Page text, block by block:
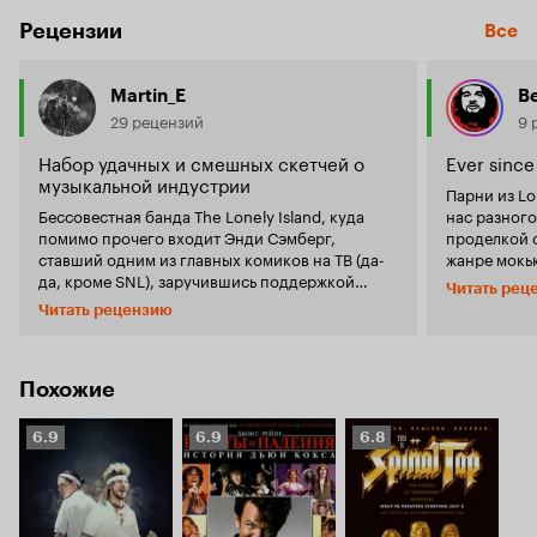
Рецензии Все
Martin_E
29 рецензий
Набор удачных и смешных скетчей о
музыкальной индустрии
Бессовестная банда The Lonely Island, куда
помимо прочего входит Энди Сэмберг,
ставший одним из главных комиков на ТВ (да-
да, кроме SNL), заручившись поддержкой
Джудда Апатоу выпустила в свет комедийную
зарисовку на тему современных популярных
сюжет повествует о мировой звезде в сфере
это водится, является выходцем из
популярного бойз-бэнда (куда входят
остальные островитяне Йорма Такконе и Акива
Шаффер), пустившимся в сольную карьеру.
Однако, путь звезды тернист, поэтому Коннера
Читать рецензию
9
Ever
Парни из
нас
проделкой
жанре
о
бойз-
мы знаем,
этой индустрии. Lonely Island
пародиями
так что,
них не
Читать
Похожие
Рейтинг
Кинопоиска
6.9
Рейтинг
Кинопоиска
6.9
6.9
Рейтинг
Кинопоиска
6.8
6.8